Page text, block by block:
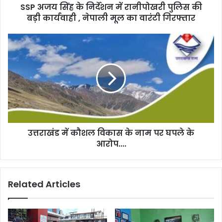
SSP अजय सिंह के निर्देशन में रानीपोखरी पुलिस की
बड़ी कार्यवाही , नेपाली मूल का वारंटी गिरफ्तार
उत्तराखंड में कौशल विकास के नाम पर घपले के
आरोप....
Related Articles